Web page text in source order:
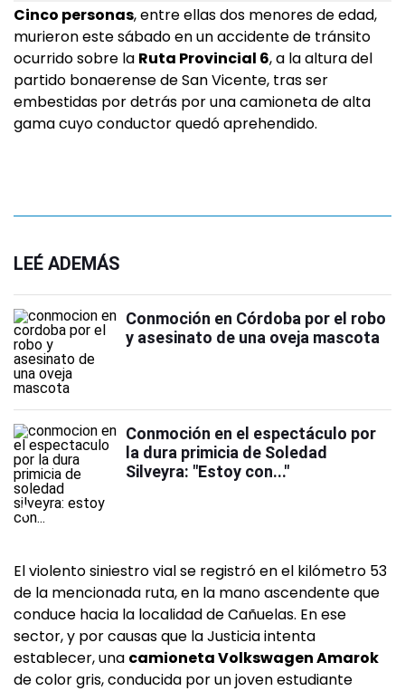
Cinco personas, entre ellas dos menores de edad,
murieron este sábado en un accidente de tránsito
ocurrido sobre la Ruta Provincial 6, a la altura del
partido bonaerense de San Vicente, tras ser
embestidas por detrás por una camioneta de alta
gama cuyo conductor quedó aprehendido.
LEÉ ADEMÁS
Conmoción en Córdoba por el robo
y asesinato de una oveja mascota
Conmoción en el espectáculo por
la dura primicia de Soledad
Silveyra: "Estoy con..."
El violento siniestro vial se registró en el kilómetro 53
de la mencionada ruta, en la mano ascendente que
conduce hacia la localidad de Cañuelas. En ese
sector, y por causas que la Justicia intenta
establecer, una camioneta Volkswagen Amarok
de color gris, conducida por un joven estudiante